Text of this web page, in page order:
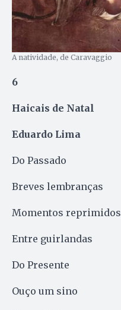
A natividade, de Caravaggio
6
Haicais de Natal
Eduardo Lima
Do Passado
Breves lembranças
Momentos reprimidos
Entre guirlandas
Do Presente
Ouço um sino